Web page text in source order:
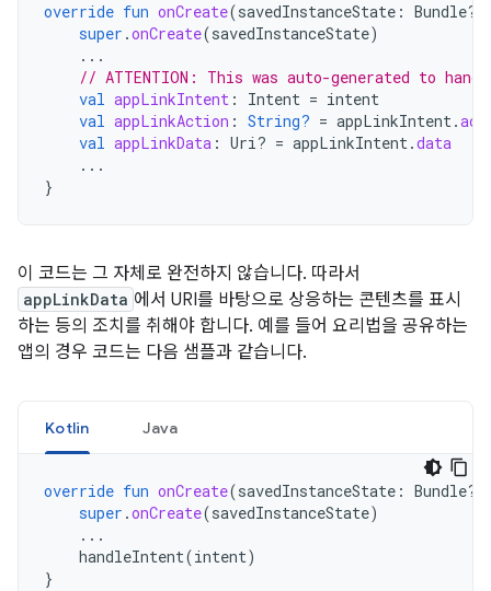
override fun onCreate(savedInstanceState : Bundle?)
super .onCreate(savedInstanceState)
...
// ATTENTION: This was auto-generated to
val appLinkIntent : Intent = intent
val appLinkAction : String? = appLinkIntent.
val appLinkData : Uri? = appLinkIntent.data
...
}
이 코드는 그 자체로 완전하지 않습니다. 따라서
appLinkData 에서 URI를 바탕으로 상응하는 콘텐츠를 표시
하는 등의 조치를 취해야 합니다. 예를 들어 요리법을 공유하는
앱의 경우 코드는 다음 샘플과 같습니다.
Kotlin Java
override fun onCreate(savedInstanceState : Bundle?)
super .onCreate(savedInstanceState)
...
handleIntent(intent)
}